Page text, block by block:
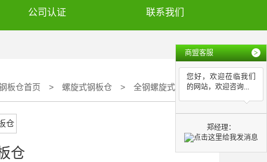
公司认证 联系我们
板仓首页 > 螺旋式钢板仓 > 全钢螺旋式钢板仓
仓
商盟客服 >
您好，欢迎莅临我们
的网站，欢迎咨询...
郑经理：